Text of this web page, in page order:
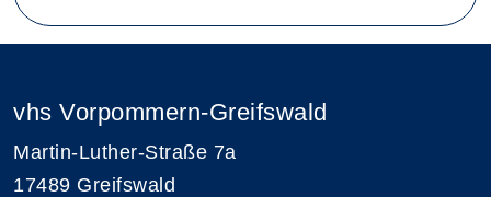
vhs Vorpommern-Greifswald
Martin-Luther-Straße 7a
17489 Greifswald